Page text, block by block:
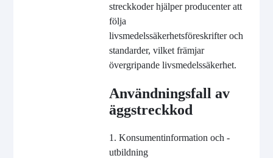
streckkoder hjälper producenter att
följa
livsmedelssäkerhetsföreskrifter och
standarder, vilket främjar
övergripande livsmedelssäkerhet.
Användningsfall av
äggstreckkod
1. Konsumentinformation och -
utbildning